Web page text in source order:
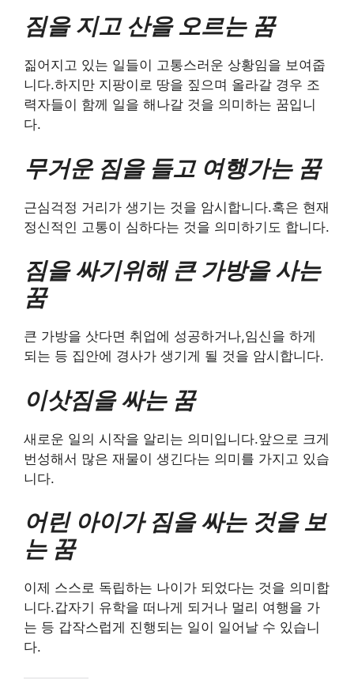
짐을 지고 산을 오르는 꿈
짊어지고 있는 일들이 고통스러운 상황임을 보여줍
니다.하지만 지팡이로 땅을 짚으며 올라갈 경우 조
력자들이 함께 일을 해나갈 것을 의미하는 꿈입니
다.
무거운 짐을 들고 여행가는 꿈
근심걱정 거리가 생기는 것을 암시합니다.혹은 현재
정신적인 고통이 심하다는 것을 의미하기도 합니다.
짐을 싸기위해 큰 가방을 사는
꿈
큰 가방을 삿다면 취업에 성공하거나,임신을 하게
되는 등 집안에 경사가 생기게 될 것을 암시합니다.
이삿짐을 싸는 꿈
새로운 일의 시작을 알리는 의미입니다.앞으로 크게
번성해서 많은 재물이 생긴다는 의미를 가지고 있습
니다.
어린 아이가 짐을 싸는 것을 보
는 꿈
이제 스스로 독립하는 나이가 되었다는 것을 의미합
니다.갑자기 유학을 떠나게 되거나 멀리 여행을 가
는 등 갑작스럽게 진행되는 일이 일어날 수 있습니
다.